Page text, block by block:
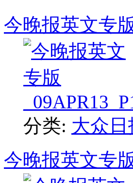
今晚报英文专
分类: 大众日
今晚报英文专